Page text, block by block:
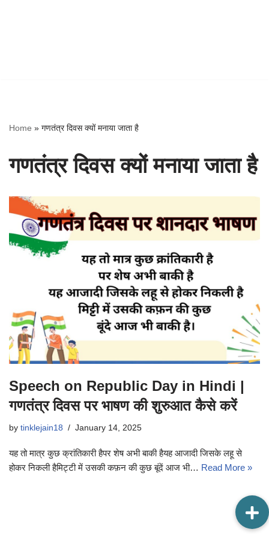
Home » गणतंत्र दिवस क्यों मनाया जाता है
गणतंत्र दिवस क्यों मनाया जाता है
Speech on Republic Day in Hindi |
गणतंत्र दिवस पर भाषण की शुरुआत कैसे करें
by tinklejain18 January 14, 2025
यह तो मात्र कुछ क्रांतिकारी हैपर शेष अभी बाकी हैयह आजादी जिसके लहू से
होकर निकली हैमिट्टी में उसकी कफ़न की कुछ बूंदें आज भी… Read More »